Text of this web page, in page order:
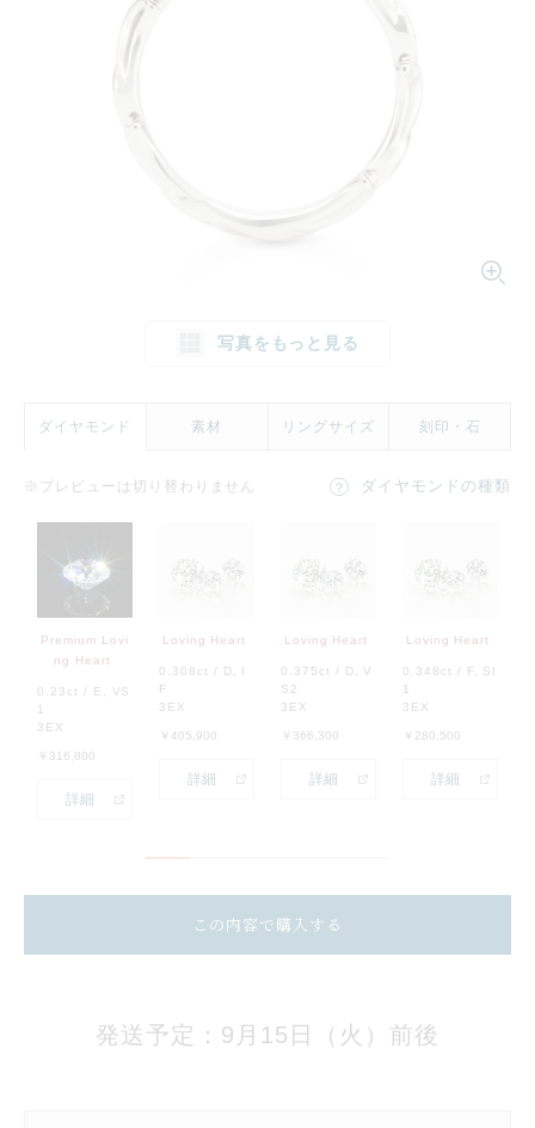
写真をもっと見る
ダイヤモンド 素材 リングサイズ 刻印・石
※プレビューは切り替わりません ダイヤモンドの種類
Premium Lovi
ng Heart
0.23ct / E, VS
1
3EX
￥316,800
詳細
Loving Heart
0.308ct / D, I
F
3EX
￥405,900
詳細
Loving Heart
0.375ct / D, V
S2
3EX
￥366,300
詳細
Loving Heart
0.348ct / F, SI
1
3EX
￥280,500
詳細
この内容で購入する
発送予定：9月15日（火）前後